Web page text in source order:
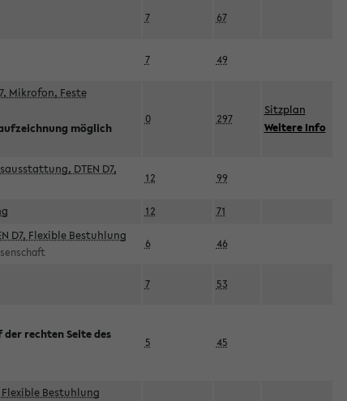
7 67
7 49
Mikrofon, Feste
möglich
0 297
Sitzplan
Weitere Info
DTEN D7,
12 99
12 71
D7, Flexible Bestuhlung
6 46
7 53
rechten Seite des
5 45
Bestuhlung